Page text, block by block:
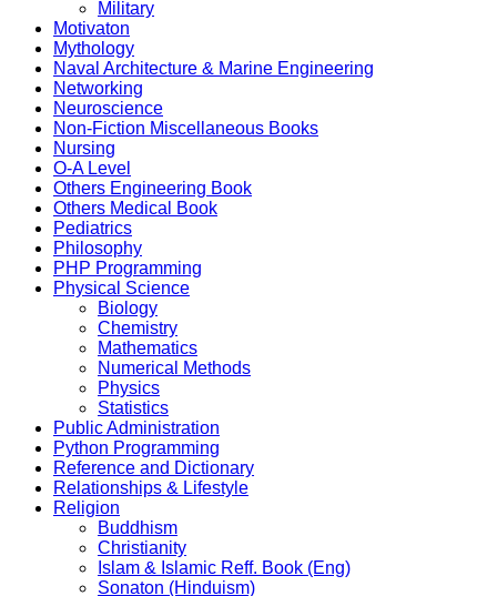
Military
Motivaton
Mythology
Naval Architecture & Marine Engineering
Networking
Neuroscience
Non-Fiction Miscellaneous Books
Nursing
O-A Level
Others Engineering Book
Others Medical Book
Pediatrics
Philosophy
PHP Programming
Physical Science
Biology
Chemistry
Mathematics
Numerical Methods
Physics
Statistics
Public Administration
Python Programming
Reference and Dictionary
Relationships & Lifestyle
Religion
Buddhism
Christianity
Islam & Islamic Reff. Book (Eng)
Sonaton (Hinduism)